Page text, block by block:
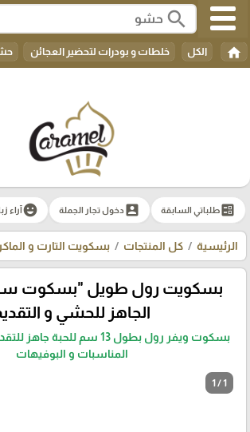
search
home الكل خلطات و بودرات لتحضير العجائن
ballotطلباتي السابقة account_box دخول تجار الجملة emoji_emotionsآراء
الرئيسية كل المنتجات بسكويت التارت و
بسكويت رول طويل "بسكوت
الجاهز للحشي و
بسكوت ويفر رول بطول 13 سم
المناسبات و البوفيهات
1 / 1